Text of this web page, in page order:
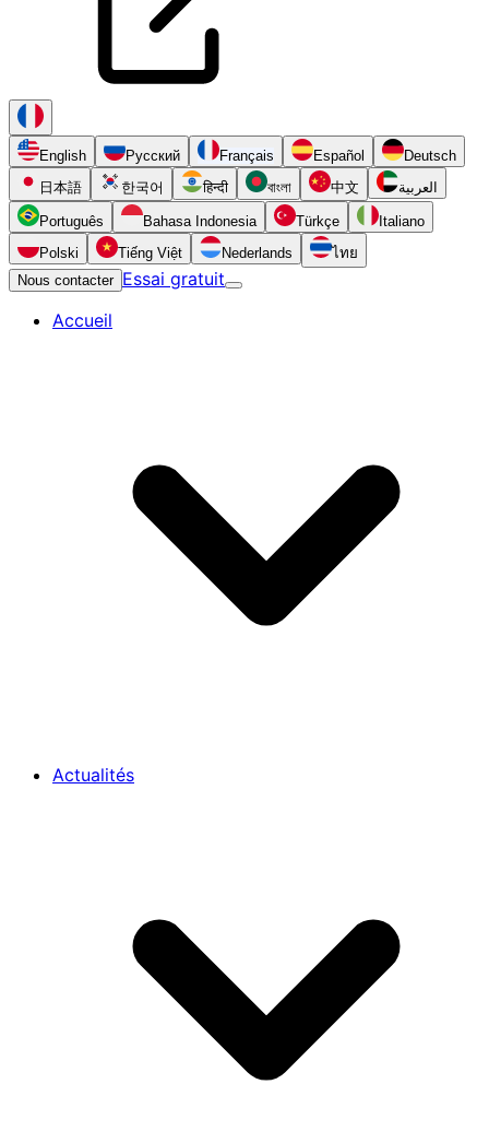
English Русский Français Español
Deutsch
日本語
한국어 हिन्दी বাংলা 中文 العربية
Português Bahasa Indonesia Türkçe
Italiano
Polski
Tiếng Việt Nederlands
ไทย
Nous contacter Essai gratuit
Accueil
Actualités